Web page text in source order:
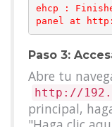
ehcp :
Paso 3:
Abre tu
http://
principal,